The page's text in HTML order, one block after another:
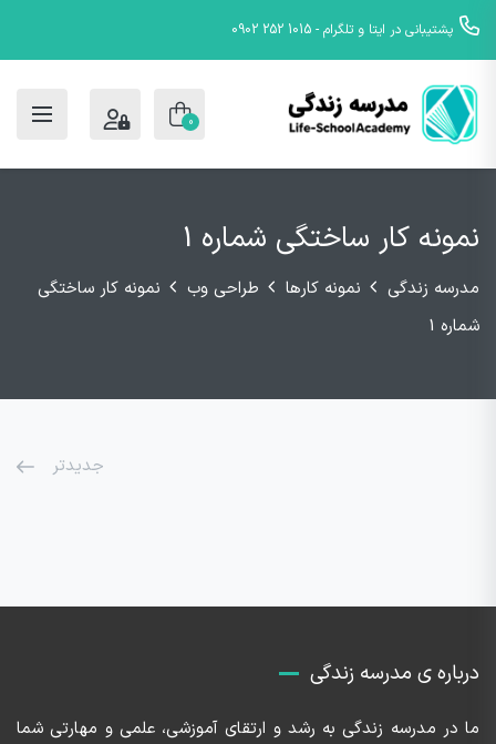
پشتیبانی در ایتا و تلگرام - 1015 252 0902
0
نمونه کار ساختگی شماره 1
مدرسه زندگی نمونه کارها طراحی وب
نمونه کار ساختگی
شماره 1
جدیدتر
درباره ی مدرسه زندگی
ما در مدرسه زندگی به رشد و ارتقای آموزشی، علمی و مهارتی شما